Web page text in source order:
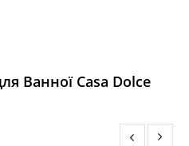
Ванної Casa Dolce